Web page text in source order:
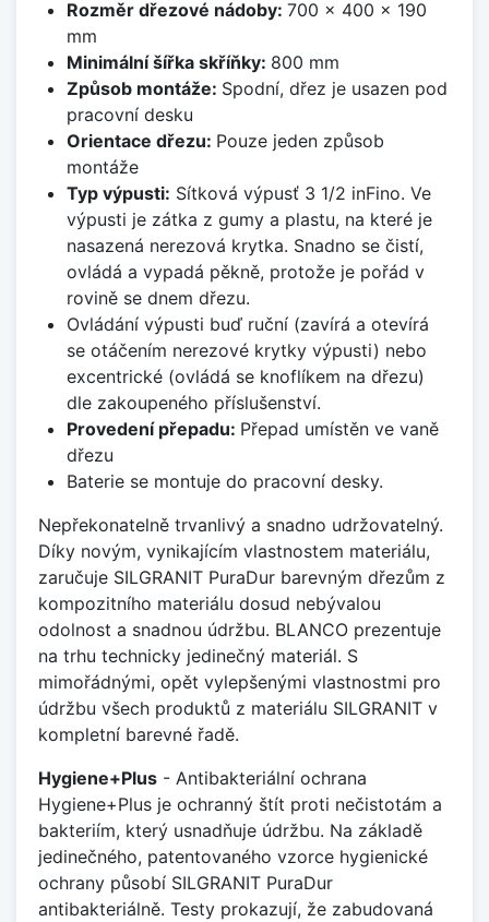
Rozměr dřezové nádoby: 700 x 400 x 190
mm
Minimální šířka skříňky: 800 mm
Způsob montáže: Spodní, dřez je usazen pod
pracovní desku
Orientace dřezu: Pouze jeden způsob
montáže
Typ výpusti: Sítková výpusť 3 1/2 inFino. Ve
výpusti je zátka z gumy a plastu, na které je
nasazená nerezová krytka. Snadno se čistí,
ovládá a vypadá pěkně, protože je pořád v
rovině se dnem dřezu.
Ovládání výpusti buď ruční (zavírá a otevírá
se otáčením nerezové krytky výpusti) nebo
excentrické (ovládá se knoflíkem na dřezu)
dle zakoupeného příslušenství.
Provedení přepadu: Přepad umístěn ve vaně
dřezu
Baterie se montuje do pracovní desky.
Nepřekonatelně trvanlivý a snadno udržovatelný.
Díky novým, vynikajícím vlastnostem materiálu,
zaručuje SILGRANIT PuraDur barevným dřezům z
kompozitního materiálu dosud nebývalou
odolnost a snadnou údržbu. BLANCO prezentuje
na trhu technicky jedinečný materiál. S
mimořádnými, opět vylepšenými vlastnostmi pro
údržbu všech produktů z materiálu SILGRANIT v
kompletní barevné řadě.
Hygiene+Plus - Antibakteriální ochrana
Hygiene+Plus je ochranný štít proti nečistotám a
bakteriím, který usnadňuje údržbu. Na základě
jedinečného, patentovaného vzorce hygienické
ochrany působí SILGRANIT PuraDur
antibakteriálně. Testy prokazují, že zabudovaná